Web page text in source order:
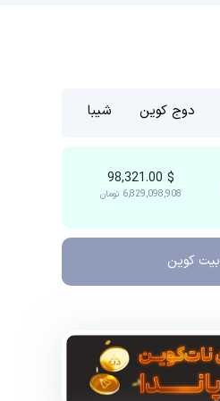
دوج کوین شیبا
$
6,829,098,908 تومان
بیت کوین